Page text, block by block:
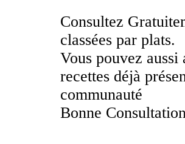
Consultez
classées par plats.
Vous pouvez
recettes déjà
communauté
Bonne